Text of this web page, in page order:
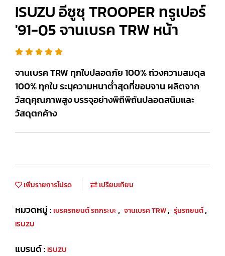
ISUZU อีซูซุ TROOPER ทรูเปอร์
'91-05 จานเบรค TRW หน้า
จานเบรค TRW ทุกใบปลอดภัย 100% ถ่วงความสมดุล
100% ทุกใบ ระบุความหนาต่ำสุดที่ขอบจาน ผลิตจาก
วัสดุคุณภาพสูง บรรจุอย่างพิถีพิถันปลอดสนิมและ
วัสดุตกค้าง
เพิ่มรายการโปรด เปรียบเทียบ
หมวดหมู่ :เบรครถยนต์ รถกระบะ, จานเบรค TRW, รุ่นรถยนต์,
ISUZU
แบรนด์ :ISUZU